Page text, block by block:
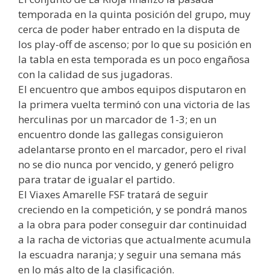
temporada en la quinta posición del grupo, muy
cerca de poder haber entrado en la disputa de
los play-off de ascenso; por lo que su posición en
la tabla en esta temporada es un poco engañosa
con la calidad de sus jugadoras.
El encuentro que ambos equipos disputaron en
la primera vuelta terminó con una victoria de las
herculinas por un marcador de 1-3; en un
encuentro donde las gallegas consiguieron
adelantarse pronto en el marcador, pero el rival
no se dio nunca por vencido, y generó peligro
para tratar de igualar el partido.
El Viaxes Amarelle FSF tratará de seguir
creciendo en la competición, y se pondrá manos
a la obra para poder conseguir dar continuidad
a la racha de victorias que actualmente acumula
la escuadra naranja; y seguir una semana más
en lo más alto de la clasificación.